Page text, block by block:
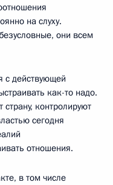
на слуху.
они всем
с действующей
как-то надо.
контролируют
сегодня
отношения.
в том числе